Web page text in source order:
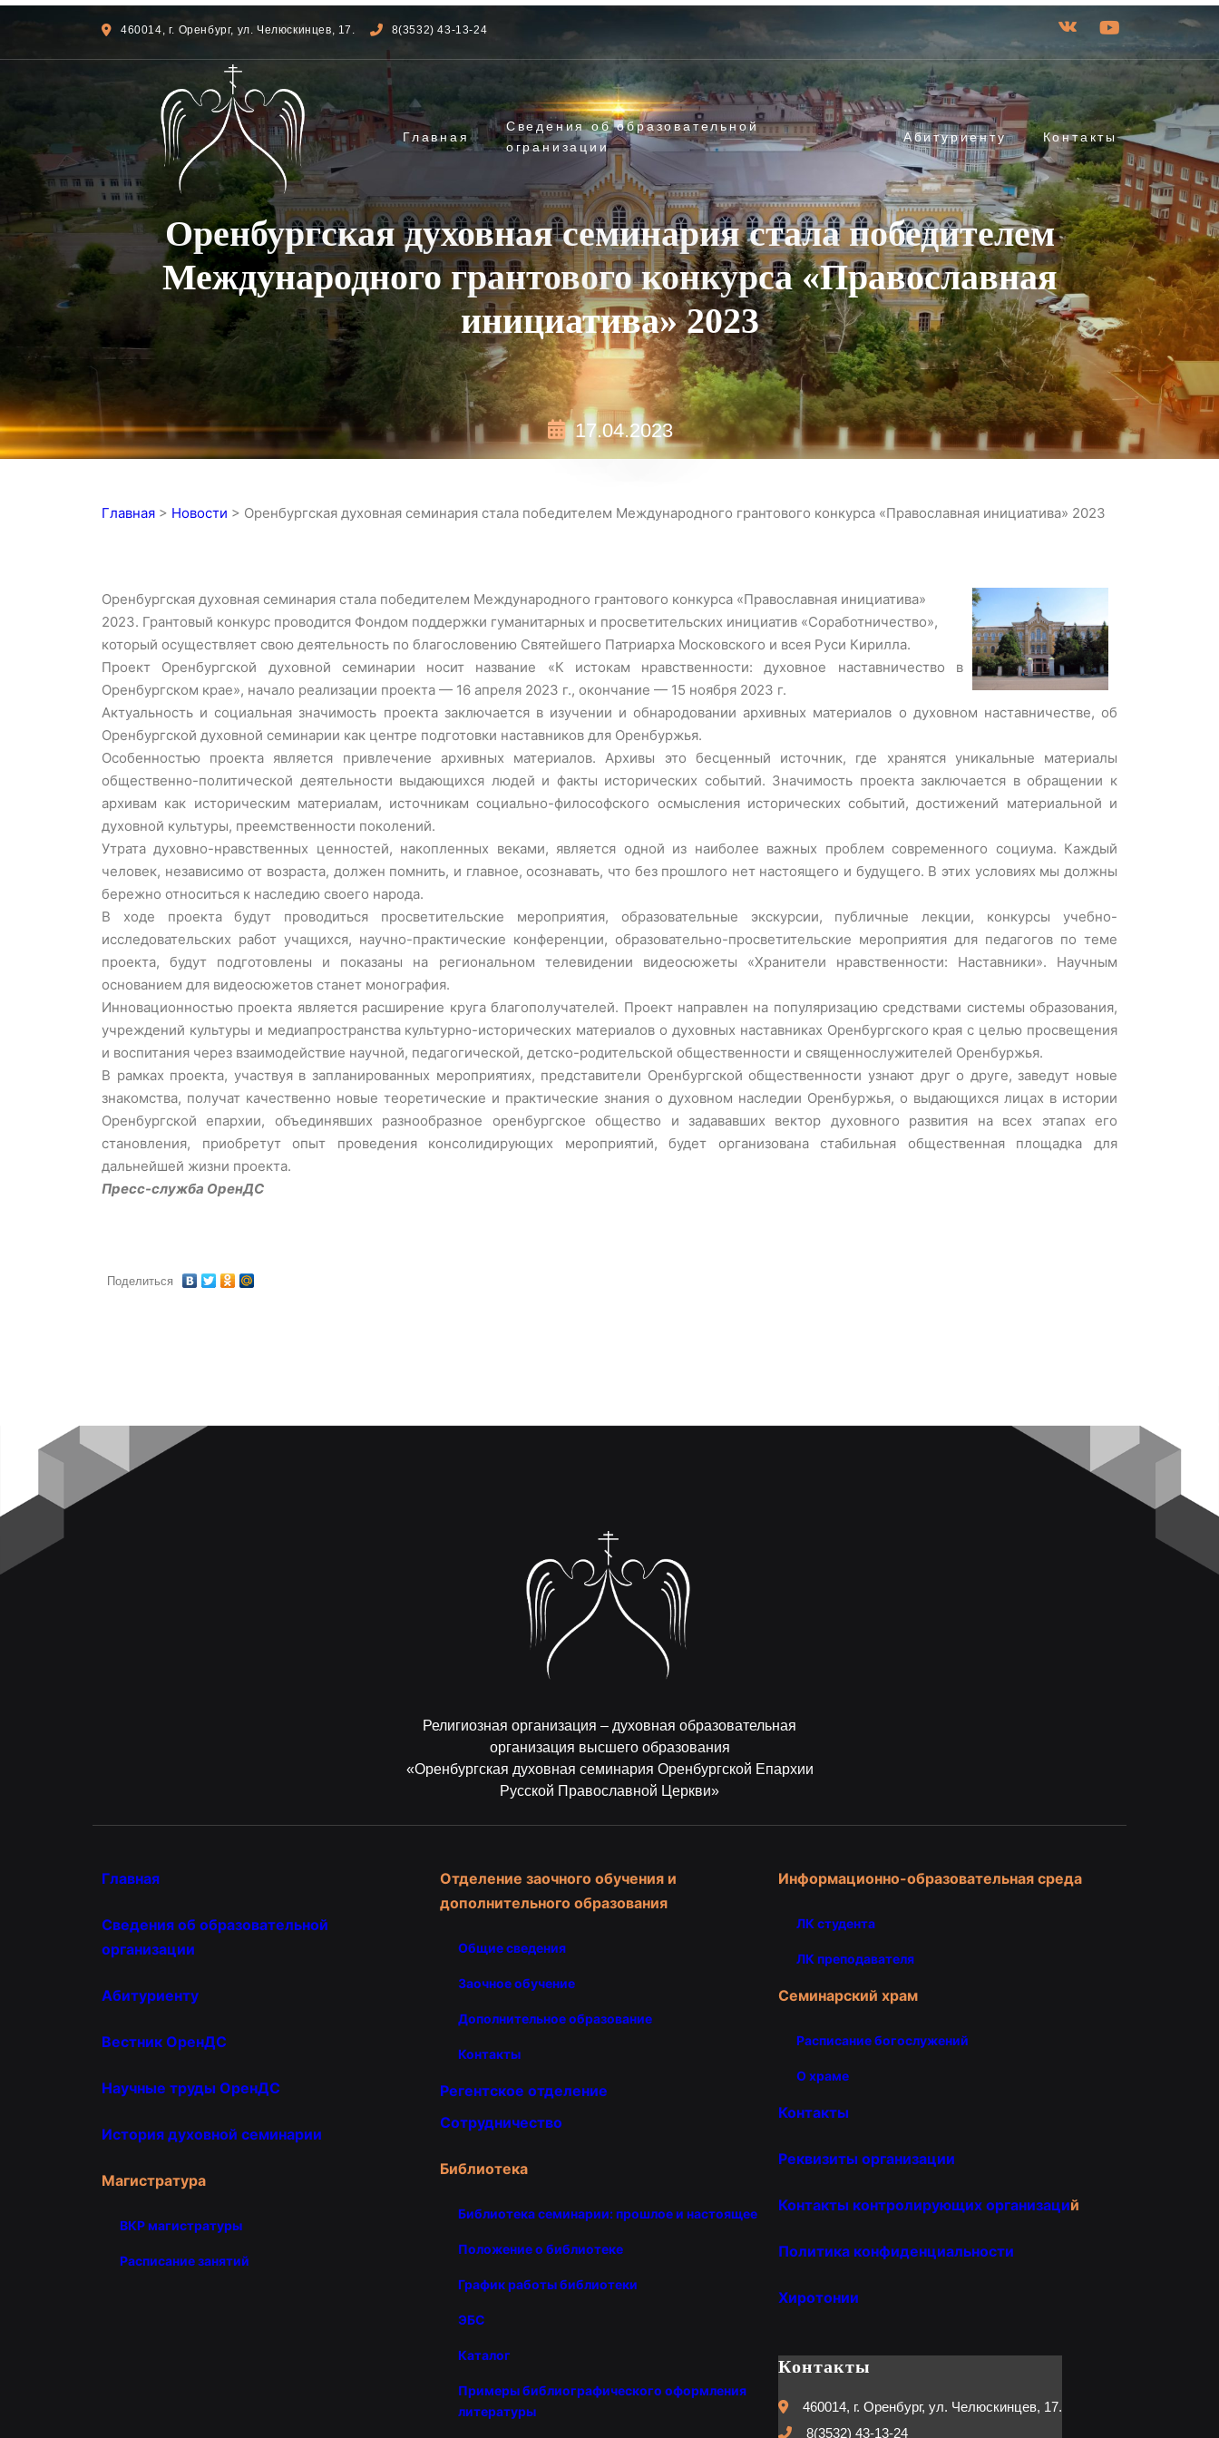
460014, г. Оренбург, ул. Челюскинцев, 17. 8(3532) 43-13-24
Главная
Сведения об образовательной
огранизации
Абитуриенту Контакты
Оренбургская духовная семинария стала победителем
Международного грантового конкурса «Православная
инициатива» 2023
17.04.2023
Главная > Новости > Оренбургская духовная семинария стала победителем Международного грантового конкурса «Православная инициатива» 2023
Оренбургская духовная семинария стала победителем Международного грантового конкурса «Православная инициатива»
2023. Грантовый конкурс проводится Фондом поддержки гуманитарных и просветительских инициатив «Соработничество»,
который осуществляет свою деятельность по благословению Святейшего Патриарха Московского и всея Руси Кирилла.
Проект Оренбургской духовной семинарии носит название «К истокам нравственности: духовное наставничество в
Оренбургском крае», начало реализации проекта — 16 апреля 2023 г., окончание — 15 ноября 2023 г.
Актуальность и социальная значимость проекта заключается в изучении и обнародовании архивных материалов о духовном наставничестве, об
Оренбургской духовной семинарии как центре подготовки наставников для Оренбуржья.
Особенностью проекта является привлечение архивных материалов. Архивы это бесценный источник, где хранятся уникальные материалы
общественно-политической деятельности выдающихся людей и факты исторических событий. Значимость проекта заключается в обращении к
архивам как историческим материалам, источникам социально-философского осмысления исторических событий, достижений материальной и
духовной культуры, преемственности поколений.
Утрата духовно-нравственных ценностей, накопленных веками, является одной из наиболее важных проблем современного социума. Каждый
человек, независимо от возраста, должен помнить, и главное, осознавать, что без прошлого нет настоящего и будущего. В этих условиях мы должны
бережно относиться к наследию своего народа.
В ходе проекта будут проводиться просветительские мероприятия, образовательные экскурсии, публичные лекции, конкурсы учебно-
исследовательских работ учащихся, научно-практические конференции, образовательно-просветительские мероприятия для педагогов по теме
проекта, будут подготовлены и показаны на региональном телевидении видеосюжеты «Хранители нравственности: Наставники». Научным
основанием для видеосюжетов станет монография.
Инновационностью проекта является расширение круга благополучателей. Проект направлен на популяризацию средствами системы образования,
учреждений культуры и медиапространства культурно-исторических материалов о духовных наставниках Оренбургского края с целью просвещения
и воспитания через взаимодействие научной, педагогической, детско-родительской общественности и священнослужителей Оренбуржья.
В рамках проекта, участвуя в запланированных мероприятиях, представители Оренбургской общественности узнают друг о друге, заведут новые
знакомства, получат качественно новые теоретические и практические знания о духовном наследии Оренбуржья, о выдающихся лицах в истории
Оренбургской епархии, объединявших разнообразное оренбургское общество и задававших вектор духовного развития на всех этапах его
становления, приобретут опыт проведения консолидирующих мероприятий, будет организована стабильная общественная площадка для
дальнейшей жизни проекта.
Пресс-служба ОренДС
Поделиться
Религиозная организация – духовная образовательная
организация высшего образования
«Оренбургская духовная семинария Оренбургской Епархии
Русской Православной Церкви»
Главная
Сведения об образовательной
организации
Абитуриенту
Вестник ОренДС
Научные труды ОренДС
История духовной семинарии
Магистратура
ВКР магистратуры
Расписание занятий
Отделение заочного обучения и
дополнительного образования
Общие сведения
Заочное обучение
Дополнительное образование
Контакты
Регентское отделение
Сотрудничество
Библиотека
Библиотека семинарии: прошлое и настоящее
Положение о библиотеке
График работы библиотеки
ЭБС
Каталог
Примеры библиографического оформления
литературы
Информационно-образовательная среда
ЛК студента
ЛК преподавателя
Семинарский храм
Расписание богослужений
О храме
Контакты
Реквизиты организации
Контакты контролирующих организаций
Политика конфиденциальности
Хиротонии
Контакты
460014, г. Оренбург, ул. Челюскинцев, 17.
8(3532) 43-13-24